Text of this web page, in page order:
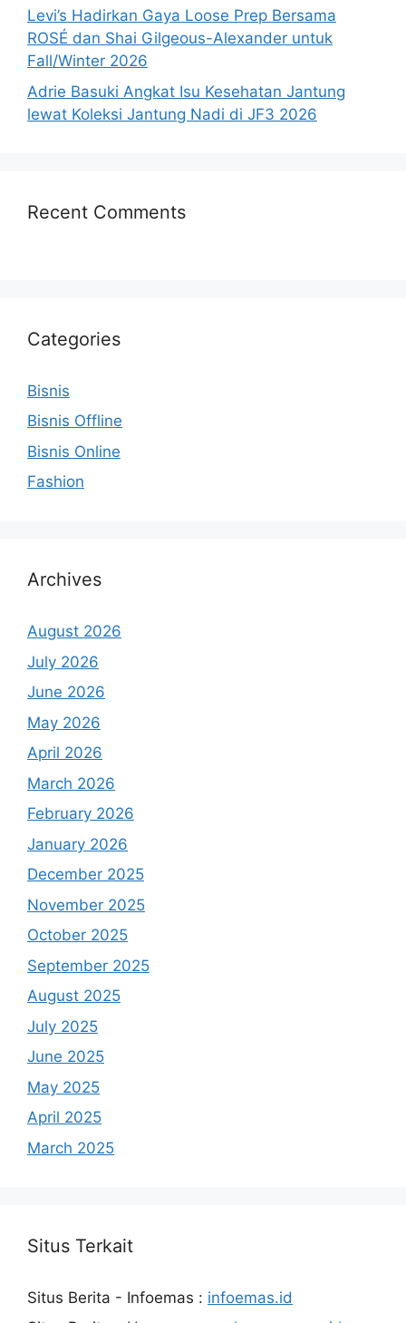
Levi’s Hadirkan Gaya Loose Prep Bersama
ROSÉ dan Shai Gilgeous-Alexander untuk
Fall/Winter 2026
Adrie Basuki Angkat Isu Kesehatan Jantung
lewat Koleksi Jantung Nadi di JF3 2026
Recent Comments
Categories
Bisnis
Bisnis Offline
Bisnis Online
Fashion
Archives
August 2026
July 2026
June 2026
May 2026
April 2026
March 2026
February 2026
January 2026
December 2025
November 2025
October 2025
September 2025
August 2025
July 2025
June 2025
May 2025
April 2025
March 2025
Situs Terkait
Situs Berita - Infoemas : infoemas.id